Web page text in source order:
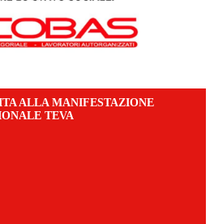
ALLA MANIFESTAZIONE
TEVA